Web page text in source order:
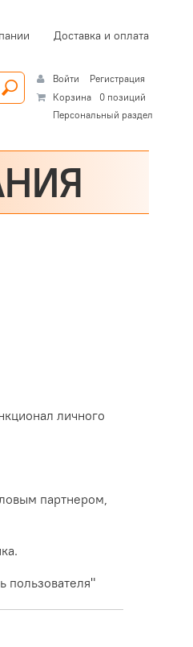
Доставка и оплата
Войти
Регистрация
Корзина
0 позиций
Персональный раздел
личного
партнером,
пользователя"